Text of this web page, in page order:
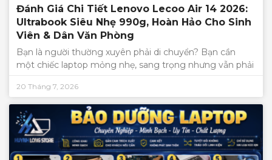
Đánh Giá Chi Tiết Lenovo Lecoo Air 14 2026:
Ultrabook Siêu Nhẹ 990g, Hoàn Hảo Cho Sinh
Viên & Dân Văn Phòng
Bạn là người thường xuyên phải di chuyển? Bạn cần
một chiếc laptop mỏng nhẹ, sang trọng nhưng vẫn phải
20 Tháng 7, 2026